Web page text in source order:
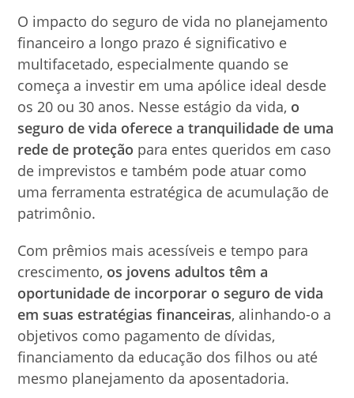
O impacto do seguro de vida no planejamento
financeiro a longo prazo é significativo e
multifacetado, especialmente quando se
começa a investir em uma apólice ideal desde
os 20 ou 30 anos. Nesse estágio da vida, o
seguro de vida oferece a tranquilidade de uma
rede de proteção para entes queridos em caso
de imprevistos e também pode atuar como
uma ferramenta estratégica de acumulação de
patrimônio.
Com prêmios mais acessíveis e tempo para
crescimento, os jovens adultos têm a
oportunidade de incorporar o seguro de vida
em suas estratégias financeiras, alinhando-o a
objetivos como pagamento de dívidas,
financiamento da educação dos filhos ou até
mesmo planejamento da aposentadoria.